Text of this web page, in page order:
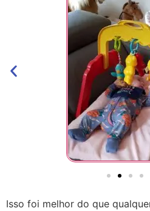
Isso foi melhor do que